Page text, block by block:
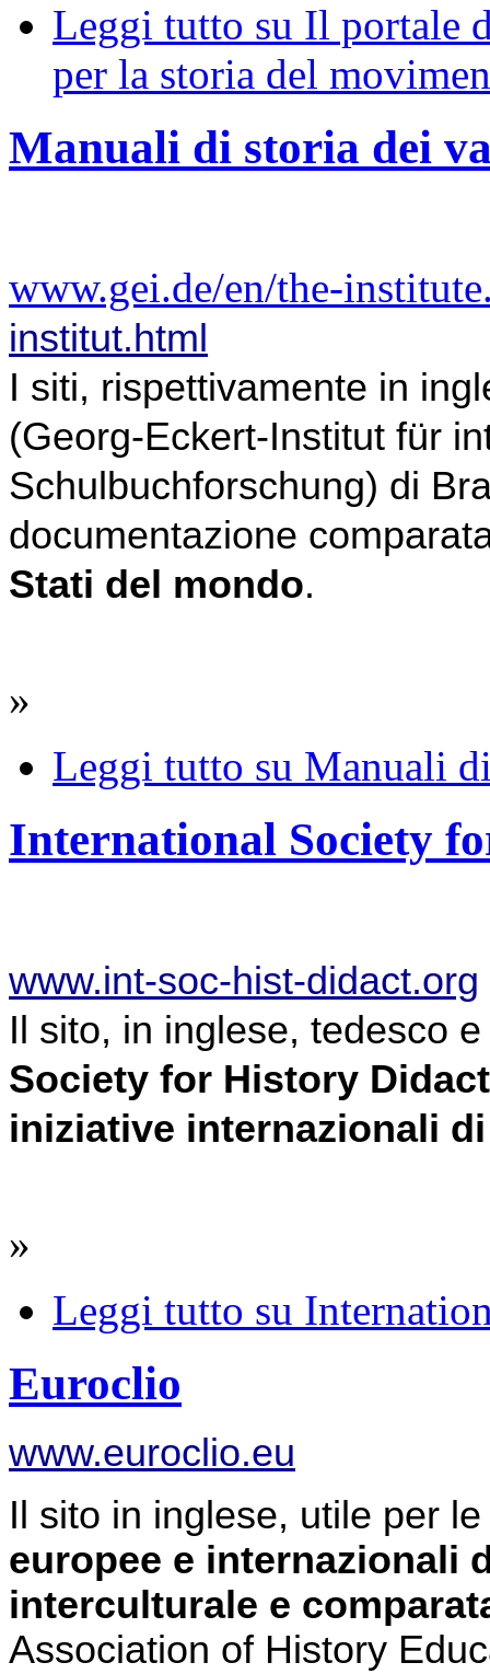
Leggi tutto su Il portale
per la storia del
Manuali di storia dei
www.gei.de/en/the-
institut.html
I siti, rispettivamente in
(Georg-Eckert-Institut für
Schulbuchforschung) di
documentazione
Stati del mondo.
»
Leggi tutto su Manuali
International Society
www.int-soc-hist-didact.org
Il sito, in inglese, tedesco e
Society for History
iniziative internazionali
»
Leggi tutto su
Euroclio
www.euroclio.eu
Il sito in inglese, utile per
europee e internazionali
interculturale e
Association of History